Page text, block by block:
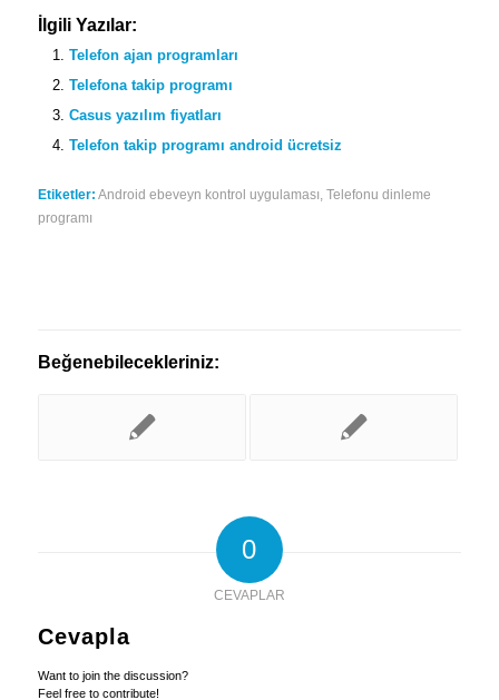
İlgili Yazılar:
Telefon ajan programları
Telefona takip programı
Casus yazılım fiyatları
Telefon takip programı android ücretsiz
Etiketler: Android ebeveyn kontrol uygulaması Telefonu dinleme
programı
Beğenebilecekleriniz:
0
CEVAPLAR
Cevapla
Want to join the discussion?
Feel free to contribute!